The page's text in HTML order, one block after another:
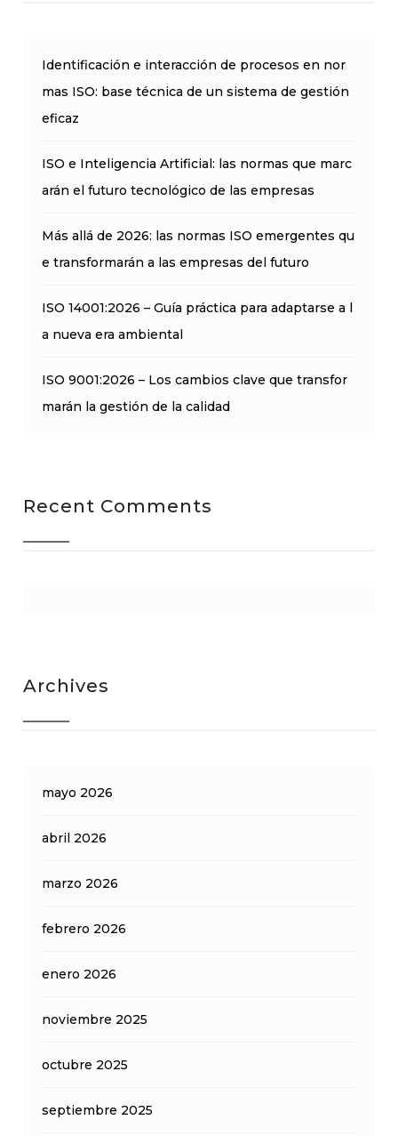
Identificación e interacción de procesos en nor
mas ISO: base técnica de un sistema de gestión
eficaz
ISO e Inteligencia Artificial: las normas que marc
arán el futuro tecnológico de las empresas
Más allá de 2026: las normas ISO emergentes qu
e transformarán a las empresas del futuro
ISO 14001:2026 – Guía práctica para adaptarse a l
a nueva era ambiental
ISO 9001:2026 – Los cambios clave que transfor
marán la gestión de la calidad
Recent Comments
Archives
mayo 2026
abril 2026
marzo 2026
febrero 2026
enero 2026
noviembre 2025
octubre 2025
septiembre 2025